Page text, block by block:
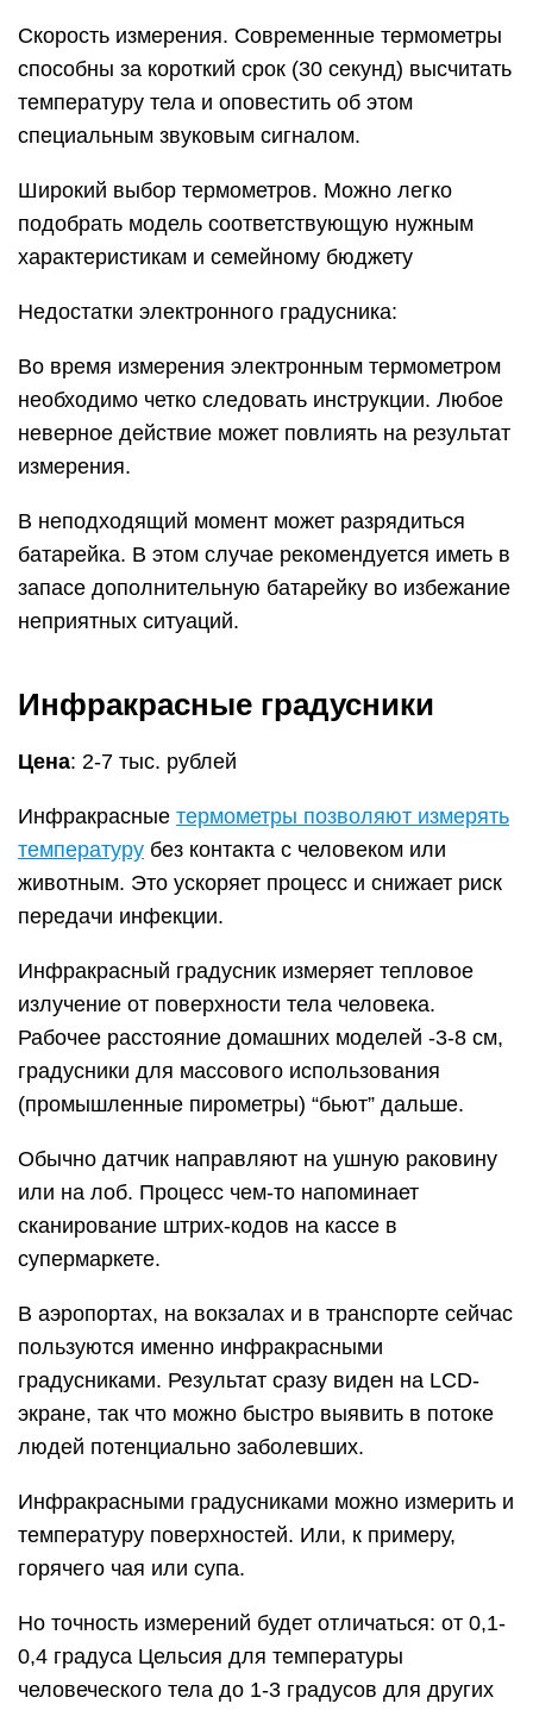
Скорость измерения. Современные термометры
способны за короткий срок (30 секунд) высчитать
температуру тела и оповестить об этом
специальным звуковым сигналом.
Широкий выбор термометров. Можно легко
подобрать модель соответствующую нужным
характеристикам и семейному бюджету
Недостатки электронного градусника:
Во время измерения электронным термометром
необходимо четко следовать инструкции. Любое
неверное действие может повлиять на результат
измерения.
В неподходящий момент может разрядиться
батарейка. В этом случае рекомендуется иметь в
запасе дополнительную батарейку во избежание
неприятных ситуаций.
Инфракрасные градусники
Цена: 2-7 тыс. рублей
Инфракрасные термометры позволяют измерять
температуру без контакта с человеком или
животным. Это ускоряет процесс и снижает риск
передачи инфекции.
Инфракрасный градусник измеряет тепловое
излучение от поверхности тела человека.
Рабочее расстояние домашних моделей -3-8 см,
градусники для массового использования
(промышленные пирометры) “бьют” дальше.
Обычно датчик направляют на ушную раковину
или на лоб. Процесс чем-то напоминает
сканирование штрих-кодов на кассе в
супермаркете.
В аэропортах, на вокзалах и в транспорте сейчас
пользуются именно инфракрасными
градусниками. Результат сразу виден на LCD-
экране, так что можно быстро выявить в потоке
людей потенциально заболевших.
Инфракрасными градусниками можно измерить и
температуру поверхностей. Или, к примеру,
горячего чая или супа.
Но точность измерений будет отличаться: от 0,1-
0,4 градуса Цельсия для температуры
человеческого тела до 1-3 градусов для других